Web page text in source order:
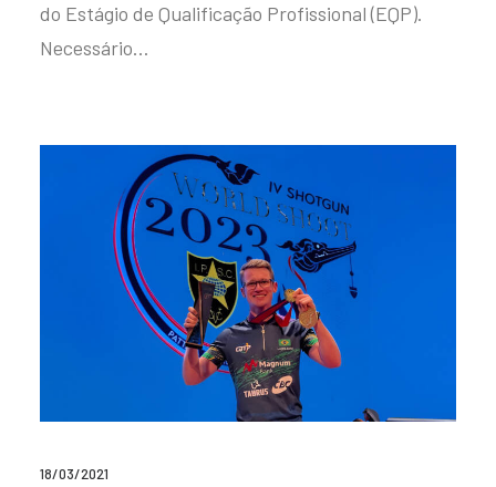
do Estágio de Qualificação Profissional (EQP).
Necessário…
18/03/2021